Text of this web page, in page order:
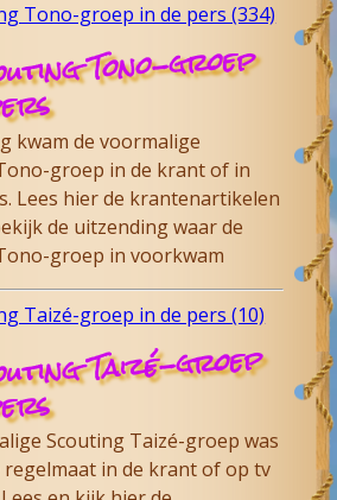
Tono-groep in de pers (334)
Tono-groep
kwam de voormalige
groep in de krant of in
Lees hier de krantenartikelen
de uitzending waar de
groep in voorkwam
Taizé-groep in de pers (10)
Taizé-groep
Scouting Taizé-groep was
regelmaat in de krant of op tv